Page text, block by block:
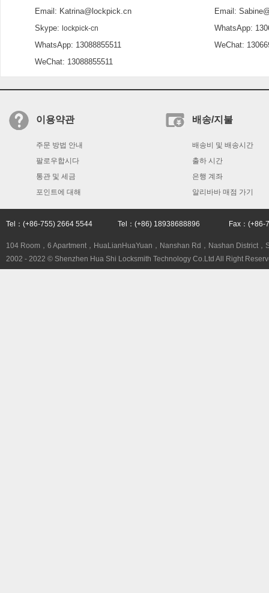
Email: Katrina@lockpick.cn
Skype: lockpick-cn
WhatsApp: 13088855511
WeChat: 13088855511
Email:
WhatsApp:
WeChat:
이용약관
주문 방법 안내
팔로우합시다
통관 및 세금
포인트에 대해
배송/지불
배송비 및 배송시간
출하 시간
은행 계좌
알리바바 매점 가기
Tel：(+86-755) 2664 5544 Tel：(+86) 18938688896 Fax：(+86-755)
104 Room，6 Apartment，HuaLianHuaYuan，Nanshan Rd，Nashan District
2002 - 2022 © Shenzhen Hua Shi Locksmith Technology Co.Ltd All Right